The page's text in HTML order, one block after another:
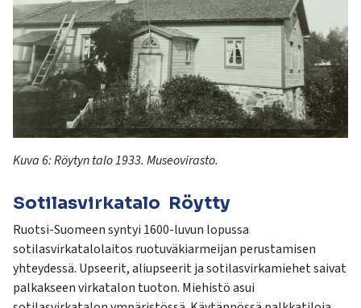
Kuva 6:Röytyntalo 1933. Museovirasto.
Sotilasvirkatalo Röytty
Ruotsi-Suomeen syntyi 1600-luvun lopussa
sotilasvirkatalolaitos ruotuväkiarmeijan perustamisen
yhteydessä. Upseerit, aliupseerit ja sotilasvirkamiehet saivat
palkakseen virkatalon tuoton. Miehistö asui